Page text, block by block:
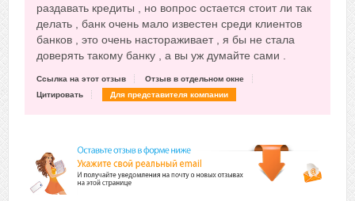
раздавать кредиты , но вопрос остается стоит ли так
делать , банк очень мало известен среди клиентов
банков , это очень настораживает , я бы не стала
доверять такому банку , а вы уж думайте сами .
Ссылка на этот отзыв
Отзыв в отдельном окне
Цитировать
Для представителя компании